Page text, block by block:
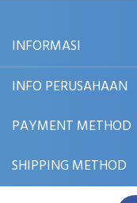
INFORMASI
INFO PERUSAHAAN
PAYMENT METHOD
SHIPPING METHOD